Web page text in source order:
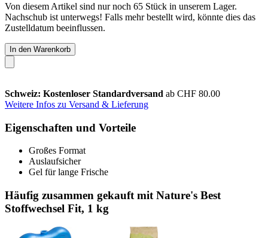
Von diesem Artikel sind nur noch 65 Stück in unserem Lager.
Nachschub ist unterwegs! Falls mehr bestellt wird, könnte dies das
Zustelldatum beeinflussen.
In den Warenkorb
Schweiz: Kostenloser Standardversand ab CHF 80.00
Weitere Infos zu Versand & Lieferung
Eigenschaften und Vorteile
Großes Format
Auslaufsicher
Gel für lange Frische
Häufig zusammen gekauft mit Nature's Best
Stoffwechsel Fit, 1 kg